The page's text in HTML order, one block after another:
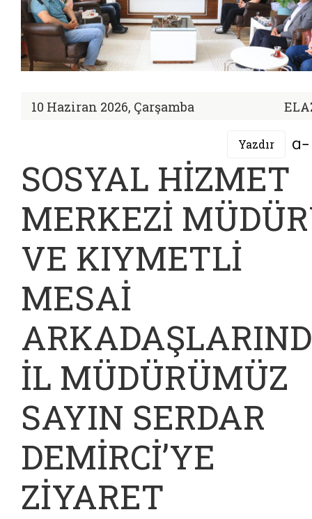
10 Haziran 2026, Çarşamba
Yazdır
SOSYAL HİZMET
MERKEZİ
VE KIYMETLİ
MESAİ
İL MÜDÜRÜMÜZ
SAYIN SERDAR
DEMİRCİ’YE
ZİYARET